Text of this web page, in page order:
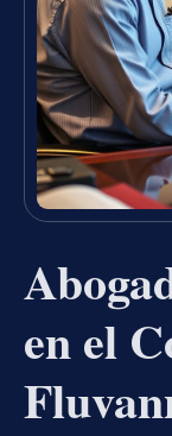
en el